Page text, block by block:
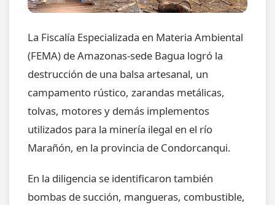
La Fiscalía Especializada en Materia Ambiental
(FEMA) de Amazonas-sede Bagua logró la
destrucción de una balsa artesanal, un
campamento rústico, zarandas metálicas,
tolvas, motores y demás implementos
utilizados para la minería ilegal en el río
Marañón, en la provincia de Condorcanqui.
En la diligencia se identificaron también
bombas de succión, mangueras, combustible,